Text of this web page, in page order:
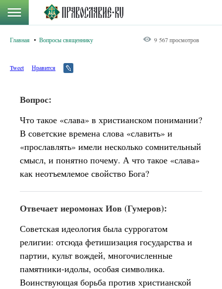
Главная Вопросы священнику 9 567 просмотров
Tweet Нравится
Вопрос:
Что такое «слава» в христианском понимании?
В советские времена слова «славить» и
«прославлять» имели несколько сомнительный
смысл, и понятно почему. А что такое «слава»
как неотъемлемое свойство Бога?
Отвечает иеромонах Иов (Гумеров):
Советская идеология была суррогатом
религии: отсюда фетишизация государства и
партии, культ вождей, многочисленные
памятники-идолы, особая символика.
Воинствующая борьба против христианской